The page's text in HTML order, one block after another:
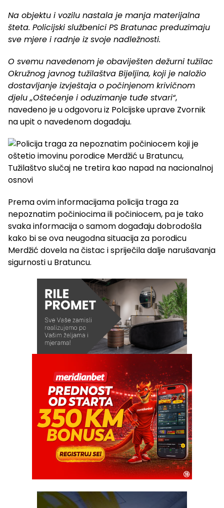
Na objektu i vozilu nastala je manja materijalna
šteta. Policijski službenici PS Bratunac preduzimaju
sve mjere i radnje iz svoje nadležnosti.
O svemu navedenom je obaviješten dežurni tužilac
Okružnog javnog tužilaštva Bijeljina, koji je naložio
dostavljanje izvještaja o počinjenom krivičnom
djelu „Oštećenje i oduzimanje tuđe stvari“,
navedeno je u odgovoru iz Polcijske uprave Zvornik
na upit o navedenom događaju.
Prema ovim informacijama policija traga za
nepoznatim počiniocima ili počiniocem, pa je tako
svaka informacija o samom događaju dobrodošla
kako bi se ova neugodna situacija za porodicu
Merdžić dovela na čistac i spriječila dalje narušavanja
sigurnosti u Bratuncu.